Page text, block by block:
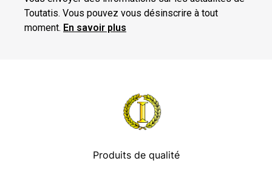
Toutatis. Vous pouvez vous désinscrire à tout
moment. En savoir plus
Produits de qualité